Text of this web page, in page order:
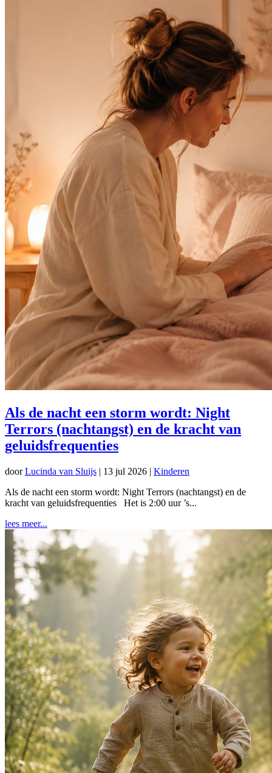
Als de nacht een storm wordt: Night
Terrors (nachtangst) en de kracht van
geluidsfrequenties
doorLucinda van Sluijs | 13 jul 2026 | Kinderen
Als de nacht een storm wordt: Night Terrors (nachtangst) en de
kracht van geluidsfrequenties Het is 2:00 uur ’s...
lees meer...